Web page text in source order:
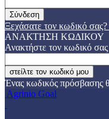
Ξεχάσατε τον κωδικό σας?
ΑΝΑΚΤΗΣΗ ΚΩΔΙΚΟΥ
Ανακτήστε τον κωδικό σας
Ένας κωδικός πρόσβασης
Agrinio Goal